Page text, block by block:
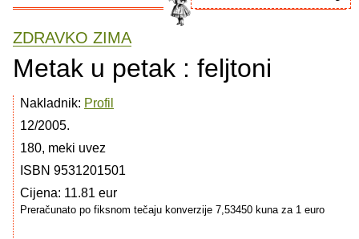
ZDRAVKO ZIMA
Metak u petak : feljtoni
Nakladnik: Profil
12/2005.
180, meki uvez
ISBN 9531201501
Cijena: 11.81 eur
Preračunato po fiksnom tečaju konverzije 7,53450 kuna za 1 euro